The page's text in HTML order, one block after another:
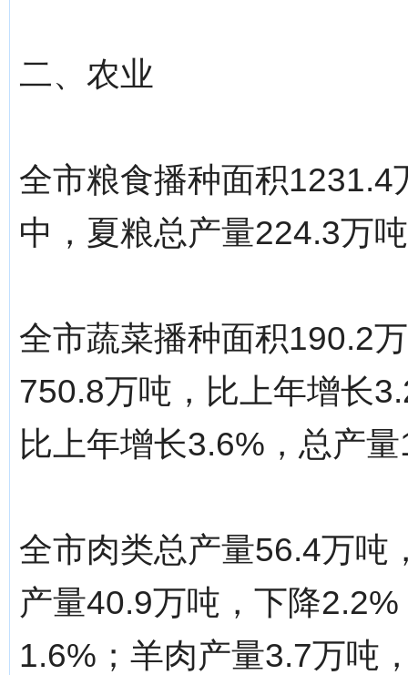
二、农业
全市粮食播种面积
中，夏粮总产量224.3万
全市蔬菜播种面积190.2
750.8万吨，比上年增长
比上年增长3.6%，总产
全市肉类总产量56.4万吨
产量40.9万吨，下降
1.6%；羊肉产量3.7万吨